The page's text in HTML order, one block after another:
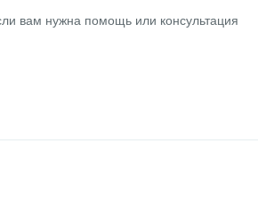
вам нужна помощь или консультация